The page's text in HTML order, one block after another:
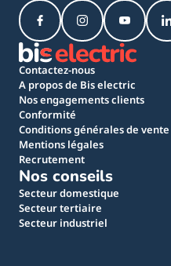
Contactez-nous
A propos de Bis electric
Nos engagements clients
Conformité
Conditions générales de vente
Mentions légales
Recrutement
Nos conseils
Secteur domestique
Secteur tertiaire
Secteur industriel